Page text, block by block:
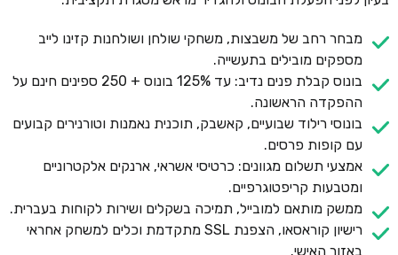
מבחר רחב של משבצות, משחקי שולחן ושולחנות קזינו לייב
מספקים מובילים בתעשייה.
בונוס קבלת פנים נדיב: עד 125% בונוס + 250 ספינים חינם על
ההפקדה הראשונה.
בונוסי רילוד שבועיים, קאשבק, תוכנית נאמנות וטורנירים קבועים
עם קופות פרסים.
אמצעי תשלום מגוונים: כרטיסי אשראי, ארנקים אלקטרוניים
ומטבעות קריפטוגרפיים.
ממשק מותאם למובייל, תמיכה בשקלים ושירות לקוחות בעברית.
רישיון קוראסאו, הצפנת SSL מתקדמת וכלים למשחק אחראי
באזור האישי.